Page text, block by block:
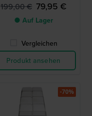
199,00 € 79,95 €
● Auf Lager
Vergleichen
Produkt ansehen
-70%